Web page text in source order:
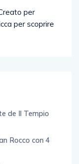
de Il Tempio
Rocco con 4